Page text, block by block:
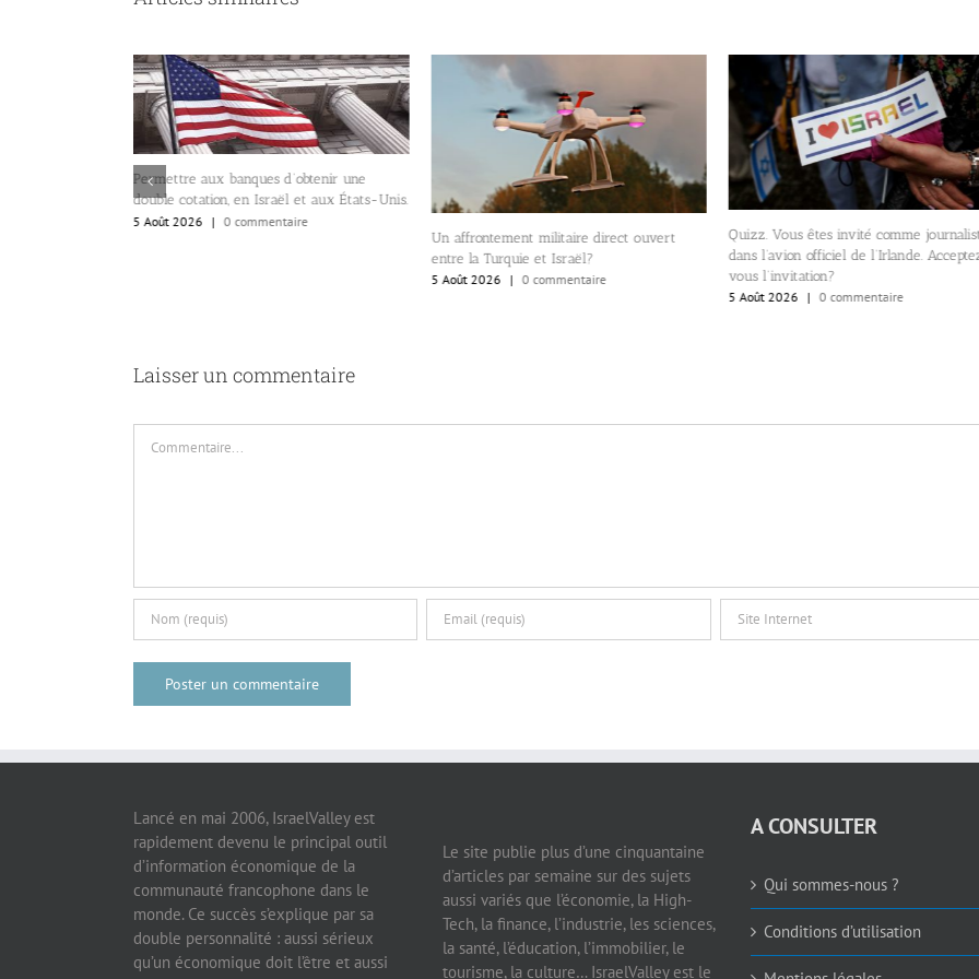
Permettre aux banques d’obtenir une
double cotation, en Israël et aux États-Unis.
5 Août 2026 | 0 commentaire
Un affrontement militaire direct ouvert
entre la Turquie et Israël?
5 Août 2026 | 0 commentaire
Quizz. Vous êtes invité comme
dans l’avion officiel de l’Irlande.
vous l’invitation?
5 Août 2026 | 0 commentaire
Laisser un commentaire
Lancé en mai 2006, IsraelValley est
rapidement devenu le principal outil
d’information économique de la
communauté francophone dans le
monde. Ce succès s’explique par sa
double personnalité : aussi sérieux
qu’un économique doit l’être et aussi
Le site publie plus d’une cinquantaine
d’articles par semaine sur des sujets
aussi variés que l’économie, la High-
Tech, la finance, l’industrie, les sciences,
la santé, l’éducation, l’immobilier, le
tourisme, la culture… IsraelValley est le
A CONSULTER
Qui sommes-nous ?
Conditions d’utilisation